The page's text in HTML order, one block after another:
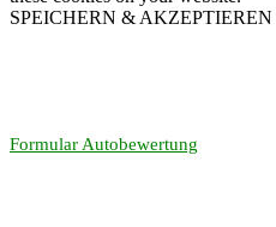
SPEICHERN & AKZEPTIEREN
Formular Autobewertung